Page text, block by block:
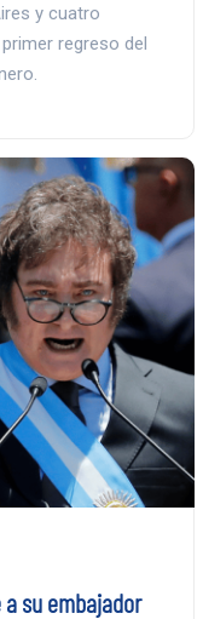
y cuatro
regreso del
su embajador